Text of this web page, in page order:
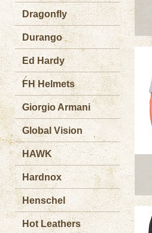
Dragonfly
Durango
Ed Hardy
FH Helmets
Giorgio Armani
Global Vision
HAWK
Hardnox
Henschel
Hot Leathers